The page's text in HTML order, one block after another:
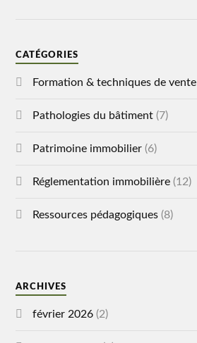
CATÉGORIES
Formation & techniques de vente
Pathologies du bâtiment (7)
Patrimoine immobilier (6)
Réglementation immobilière (12)
Ressources pédagogiques (8)
ARCHIVES
février 2026 (2)